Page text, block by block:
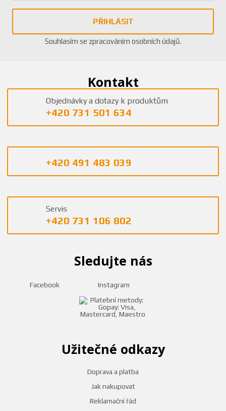
PŘIHLÁSIT
Souhlasím se zpracováním osobních údajů.
Užitečné odkazy
Doprava a platba
Jak nakupovat
Reklamační řád
Kontakt
Objednávky a dotazy k produktům
+420 731 501 634
+420 491 483 039
Servis
+420 731 106 802
Sledujte nás
Facebook Instagram